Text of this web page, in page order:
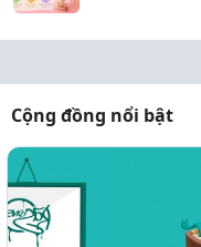
Cộng đồng nổi bật